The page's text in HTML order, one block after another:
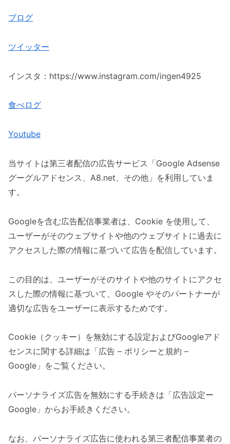
ブログ
ツイッター
インスタ：https://www.instagram.com/ingen4925
食べログ
Youtube
当サイトは第三者配信の広告サービス「Google Adsense
グーグルアドセンス、A8.net、その他」を利用していま
す。
Googleを含む広告配信事業者は、Cookie を使用して、
ユーザーがそのウェブサイトや他のウェブサイトに過去に
アクセスした際の情報に基づいて広告を配信しています。
この目的は、ユーザーがそのサイトや他のサイトにアクセ
スした際の情報に基づいて、Google やそのパートナーが
適切な広告をユーザーに表示するためです。
Cookie（クッキー）を無効にする設定およびGoogleアド
センスに関する詳細は「広告 – ポリシーと規約 –
Google」をご覧ください。
パーソナライズ広告を無効にする手続きは「広告設定ー
Google」からお手続きください。
なお、パーソナライズ広告に使われる第三者配信事業者の